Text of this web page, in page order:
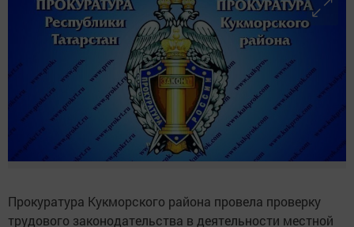
Прокуратура Кукморского района провела проверку
трудового законодательства в деятельности местной